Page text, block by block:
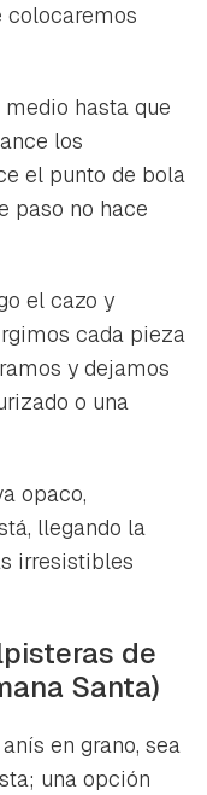
colocaremos
hasta que
los
el punto de bola
paso no hace
el cazo y
cada pieza
y dejamos
o una
opaco,
llegando la
irresistibles
de
Santa)
en grano, sea
una opción